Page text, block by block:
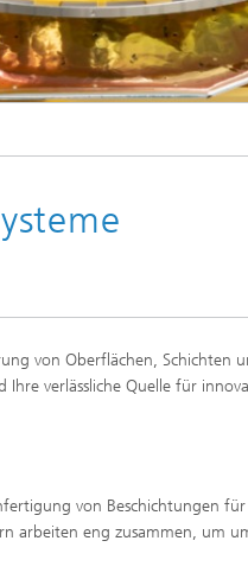
von Oberflächen, Schichten
verlässliche Quelle für
von Beschichtungen
arbeiten eng zusammen, um